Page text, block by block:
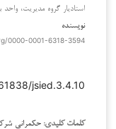
استادیار گروه مدیریت، واحد
نویسنده
0000-0001-6318-3594
jsied.3.4.10
کلمات کلیدی: حکمرانی